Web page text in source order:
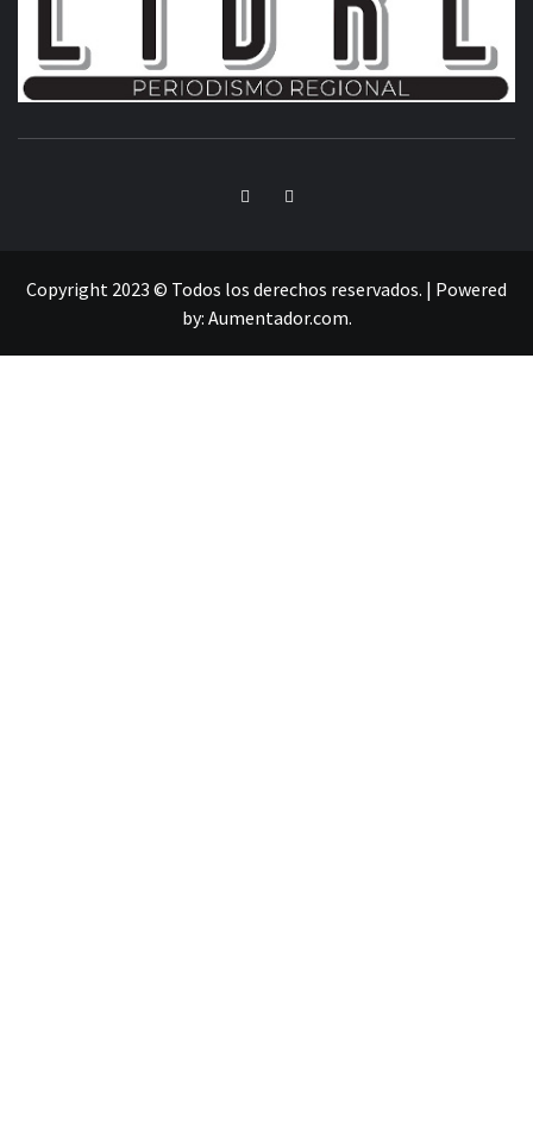
Copyright 2023 © Todos los derechos reservados. | Powered
by: Aumentador.com.